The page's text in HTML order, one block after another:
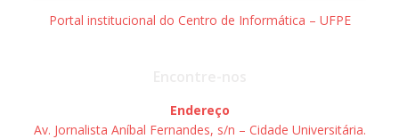
Portal institucional do Centro de Informática – UFPE
Endereço
Av. Jornalista Aníbal Fernandes, s/n – Cidade Universitária.